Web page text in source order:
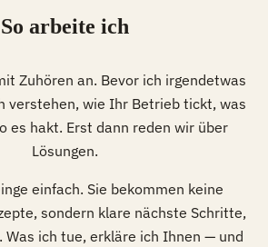
So arbeite ich
Zuhören an. Bevor ich irgendetwas
verstehen, wie Ihr Betrieb tickt, was
es hakt. Erst dann reden wir über
Lösungen.
einfach. Sie bekommen keine
sondern klare nächste Schritte,
Was ich tue, erkläre ich Ihnen — und